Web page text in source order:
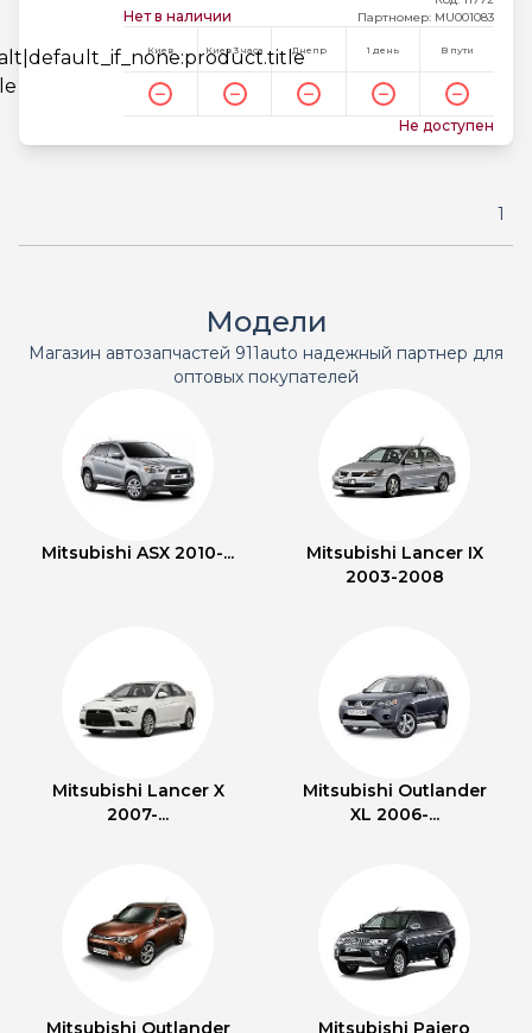
Нет в наличии
Партномер: MU001083
Киев Киев 3 часа Днепр 1 день В пути
Не доступен
1
Модели
Магазин автозапчастей 911auto надежный партнер для
оптовых покупателей
Mitsubishi ASX 2010-...
Mitsubishi Lancer IX
2003-2008
Mitsubishi Lancer X
2007-...
Mitsubishi Outlander
XL 2006-...
Mitsubishi Outlander
Mitsubishi Pajero